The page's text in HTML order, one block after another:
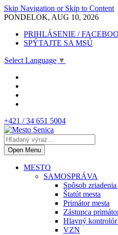
Skip Navigation or Skip to Content
PONDELOK, AUG 10, 2026
PRIHLÁSENIE /
SPÝTAJTE SA MSÚ
Select Language ▼
+421 / 34 651 5004
Open Menu
MESTO
SAMOSPRÁVA
Spôsob zriadenia
Štatút mesta
Primátor mesta
Zástupca
Hlavný kontrolór
VZN